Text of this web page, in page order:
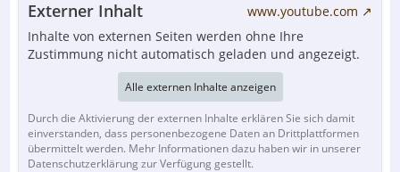
Externer Inhalt
www.youtube.com
Inhalte von externen Seiten werden ohne Ihre
Zustimmung nicht automatisch geladen und angezeigt.
Alle externen Inhalte anzeigen
Durch die Aktivierung der externen Inhalte erklären Sie sich damit
einverstanden, dass personenbezogene Daten an Drittplattformen
übermittelt werden. Mehr Informationen dazu haben wir in unserer
Datenschutzerklärung zur Verfügung gestellt.